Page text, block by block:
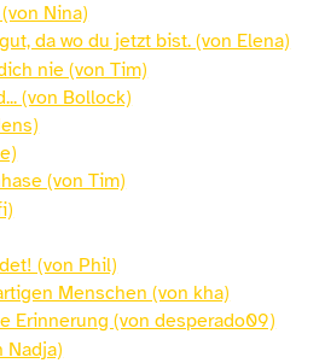
Nina)
da wo du jetzt bist. (von Elena)
nie (von Tim)
(von Bollock)
(von Tim)
(von Phil)
Menschen (von kha)
Erinnerung (von desperado09)
Nadja)